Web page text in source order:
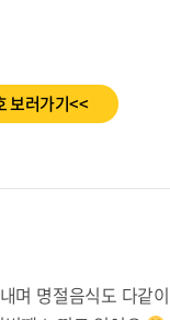
보러가기<<
며 명절음식도 다같